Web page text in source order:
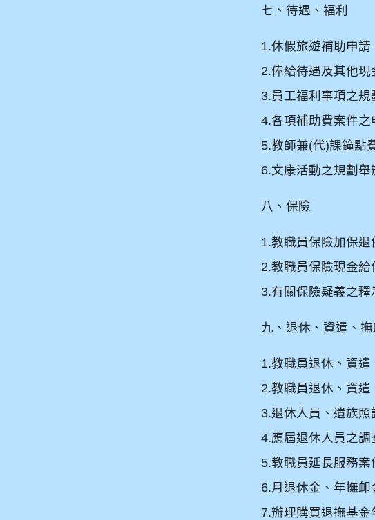
七、待遇、福利
1.休假旅遊補助申請
2.俸給待遇及其他現
3.員工福利事項之規
4.各項補助費案件之
5.教師兼(代)課鐘點
6.文康活動之規劃舉
八、保險
1.教職員保險加保退
2.教職員保險現金給
3.有關保險疑義之釋
九、退休、資遣、撫
1.教職員退休、資遣
2.教職員退休、資遣
3.退休人員、遺族照
4.應屆退休人員之調
5.教職員延長服務案
6.月退休金、年撫卹
7.辦理購買退撫基金